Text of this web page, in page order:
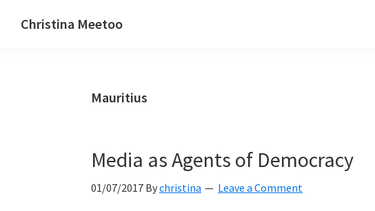
Christina Meetoo
Mauritius
Media as Agents of Democracy
01/07/2017 Bychristina Leave a Comment